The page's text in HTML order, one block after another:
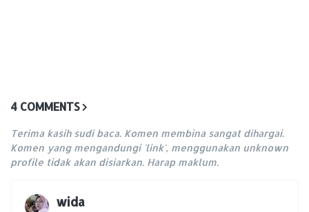
4 COMMENTS
Terima kasih sudi baca. Komen membina sangat dihargai.
Komen yang mengandungi 'link', menggunakan unknown
profile tidak akan disiarkan. Harap maklum.
wida